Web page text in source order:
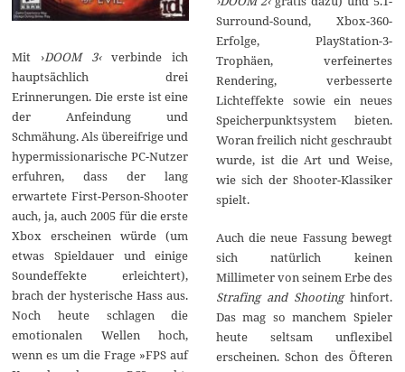
Mit ›DOOM 3‹verbinde ich
hauptsächlich drei
Erinnerungen. Die erste ist eine
der Anfeindung und
Schmähung. Als übereifrige und
hypermissionarische PC-Nutzer
erfuhren, dass der lang
erwartete First-Person-Shooter
auch, ja, auch 2005 für die erste
Xbox erscheinen würde (um
etwas Spieldauer und einige
Soundeffekte erleichtert),
brach der hysterische Hass aus.
Noch heute schlagen die
emotionalen Wellen hoch,
wenn es um die Frage »FPS auf
Surround-Sound, Xbox-360-
Erfolge, PlayStation-3-
Trophäen, verfeinertes
Rendering, verbesserte
Lichteffekte sowie ein neues
Speicherpunktsystem bieten.
Woran freilich nicht geschraubt
wurde, ist die Art und Weise,
wie sich der Shooter-Klassiker
spielt.
Auch die neue Fassung bewegt
sich natürlich keinen
Millimeter von seinem Erbe des
Strafing and Shootinghinfort.
Das mag so manchem Spieler
heute seltsam unflexibel
erscheinen. Schon des Öfteren